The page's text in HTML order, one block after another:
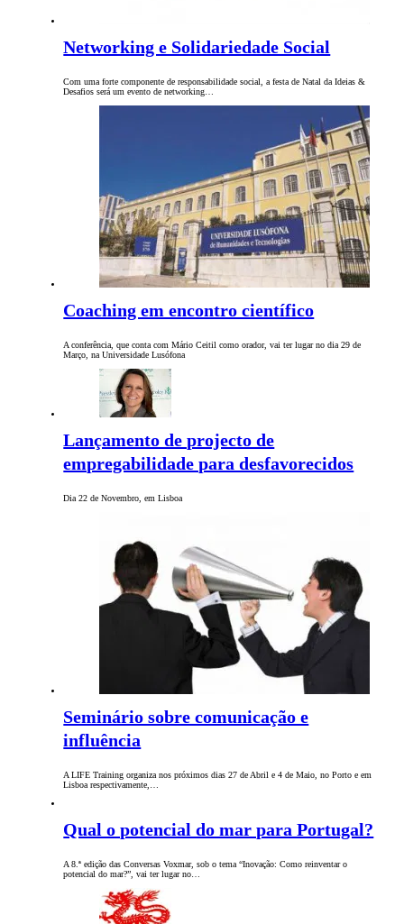
Networking e Solidariedade Social
Com uma forte componente de responsabilidade social, a festa de Natal da Ideias &
Desafios será um evento de networking…
Coaching em encontro científico
A conferência, que conta com Mário Ceitil como orador, vai ter lugar no dia 29 de
Março, na Universidade Lusófona
Lançamento de projecto de
empregabilidade para desfavorecidos
Dia 22 de Novembro, em Lisboa
Seminário sobre comunicação e
influência
A LIFE Training organiza nos próximos dias 27 de Abril e 4 de Maio, no Porto e em
Lisboa respectivamente,…
Qual o potencial do mar para Portugal?
A 8.ª edição das Conversas Voxmar, sob o tema “Inovação: Como reinventar o
potencial do mar?”, vai ter lugar no…